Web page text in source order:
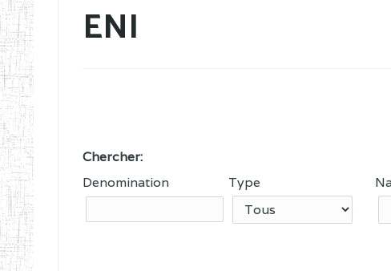
ENI
Chercher:
Denomination
Type